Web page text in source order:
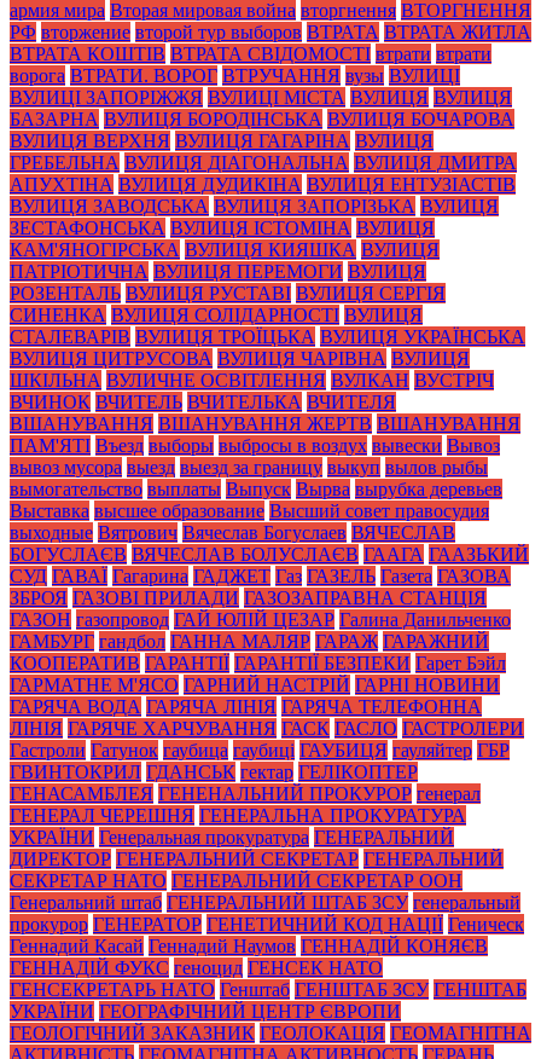
армия мира Вторая мировая война вторгнення ВТОРГНЕННЯ
РФ вторжение второй тур выборов ВТРАТА ВТРАТА ЖИТЛА
ВТРАТА КОШТІВ ВТРАТА СВІДОМОСТІ втрати втрати
ворога ВТРАТИ. ВОРОГ ВТРУЧАННЯ вузы ВУЛИЦІ
ВУЛИЦІ ЗАПОРІЖЖЯ ВУЛИЦІ МІСТА ВУЛИЦЯ ВУЛИЦЯ
БАЗАРНА ВУЛИЦЯ БОРОДІНСЬКА ВУЛИЦЯ БОЧАРОВА
ВУЛИЦЯ ВЕРХНЯ ВУЛИЦЯ ГАГАРІНА ВУЛИЦЯ
ГРЕБЕЛЬНА ВУЛИЦЯ ДІАГОНАЛЬНА ВУЛИЦЯ ДМИТРА
АПУХТІНА ВУЛИЦЯ ДУДИКІНА ВУЛИЦЯ ЕНТУЗІАСТІВ
ВУЛИЦЯ ЗАВОДСЬКА ВУЛИЦЯ ЗАПОРІЗЬКА ВУЛИЦЯ
ЗЕСТАФОНСЬКА ВУЛИЦЯ ІСТОМІНА ВУЛИЦЯ
КАМ'ЯНОГІРСЬКА ВУЛИЦЯ КИЯШКА ВУЛИЦЯ
ПАТРІОТИЧНА ВУЛИЦЯ ПЕРЕМОГИ ВУЛИЦЯ
РОЗЕНТАЛЬ ВУЛИЦЯ РУСТАВІ ВУЛИЦЯ СЕРГІЯ
СИНЕНКА ВУЛИЦЯ СОЛІДАРНОСТІ ВУЛИЦЯ
СТАЛЕВАРІВ ВУЛИЦЯ ТРОЇЦЬКА ВУЛИЦЯ УКРАЇНСЬКА
ВУЛИЦЯ ЦИТРУСОВА ВУЛИЦЯ ЧАРІВНА ВУЛИЦЯ
ШКІЛЬНА ВУЛИЧНЕ ОСВІТЛЕННЯ ВУЛКАН ВУСТРІЧ
ВЧИНОК ВЧИТЕЛЬ ВЧИТЕЛЬКА ВЧИТЕЛЯ
ВШАНУВАННЯ ВШАНУВАННЯ ЖЕРТВ ВШАНУВАННЯ
ПАМ'ЯТІ Въезд выборы выбросы в воздух вывески Вывоз
вывоз мусора выезд выезд за границу выкуп вылов рыбы
вымогательство выплаты Выпуск Вырва вырубка деревьев
Выставка высшее образование Высший совет правосудия
выходные Вятрович Вячеслав Богуслаев ВЯЧЕСЛАВ
БОГУСЛАЄВ ВЯЧЕСЛАВ БОЛУСЛАЄВ ГААГА ГААЗЬКИЙ
СУД ГАВАЇ Гагарина ГАДЖЕТ Газ ГАЗЕЛЬ Газета ГАЗОВА
ЗБРОЯ ГАЗОВІ ПРИЛАДИ ГАЗОЗАПРАВНА СТАНЦІЯ
ГАЗОН газопровод ГАЙ ЮЛІЙ ЦЕЗАР Галина Данильченко
ГАМБУРГ гандбол ГАННА МАЛЯР ГАРАЖ ГАРАЖНИЙ
КООПЕРАТИВ ГАРАНТІЇ ГАРАНТІЇ БЕЗПЕКИ Гарет Бэйл
ГАРМАТНЕ М'ЯСО ГАРНИЙ НАСТРІЙ ГАРНІ НОВИНИ
ГАРЯЧА ВОДА ГАРЯЧА ЛІНІЯ ГАРЯЧА ТЕЛЕФОННА
ЛІНІЯ ГАРЯЧЕ ХАРЧУВАННЯ ГАСК ГАСЛО ГАСТРОЛЕРИ
Гастроли Гатунок гаубица гаубиці ГАУБИЦЯ гауляйтер ГБР
ГВИНТОКРИЛ ГДАНСЬК гектар ГЕЛІКОПТЕР
ГЕНАСАМБЛЕЯ ГЕНЕНАЛЬНИЙ ПРОКУРОР генерал
ГЕНЕРАЛ ЧЕРЕШНЯ ГЕНЕРАЛЬНА ПРОКУРАТУРА
УКРАЇНИ Генеральная прокуратура ГЕНЕРАЛЬНИЙ
ДИРЕКТОР ГЕНЕРАЛЬНИЙ СЕКРЕТАР ГЕНЕРАЛЬНИЙ
СЕКРЕТАР НАТО ГЕНЕРАЛЬНИЙ СЕКРЕТАР ООН
Генеральний штаб ГЕНЕРАЛЬНИЙ ШТАБ ЗСУ генеральный
прокурор ГЕНЕРАТОР ГЕНЕТИЧНИЙ КОД НАЦІЇ Геническ
Геннадий Касай Геннадий Наумов ГЕННАДІЙ КОНЯЄВ
ГЕННАДІЙ ФУКС геноцид ГЕНСЕК НАТО
ГЕНСЕКРЕТАРЬ НАТО Генштаб ГЕНШТАБ ЗСУ ГЕНШТАБ
УКРАЇНИ ГЕОГРАФІЧНИЙ ЦЕНТР ЄВРОПИ
ГЕОЛОГІЧНИЙ ЗАКАЗНИК ГЕОЛОКАЦІЯ ГЕОМАГНІТНА
АКТИВНІСТЬ ГЕОМАГНІТНА АКТИВНОСТЬ ГЕРАНЬ